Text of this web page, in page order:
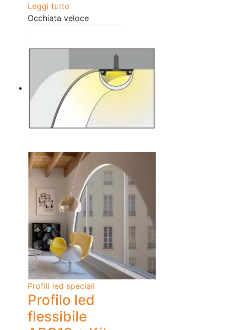
Leggi tutto
Occhiata veloce
Profili led speciali
Profilo led
flessibile